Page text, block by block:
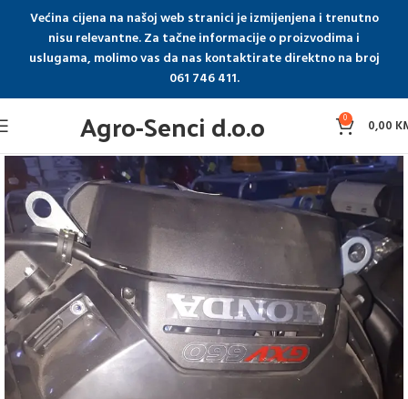
Većina cijena na našoj web stranici je izmijenjena i trenutno
nisu relevantne. Za tačne informacije o proizvodima i
uslugama, molimo vas da nas kontaktirate direktno na broj
061 746 411.
Agro-Senci d.o.o 0 0,00